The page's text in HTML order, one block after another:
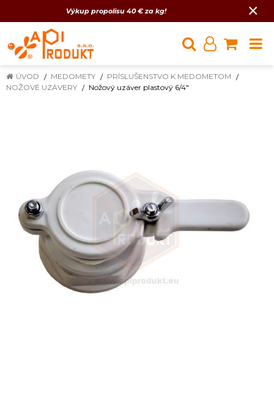
Výkup propolisu 40 € za kg! ×
ÚVOD MEDOMETY
PRÍSLUŠENSTVO K MEDOMETOM
NOŽOVÉ UZÁVERY
Nožový uzáver plastový 6/4"